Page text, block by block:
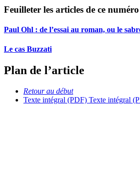
Feuilleter les articles de ce numéro
Paul Ohl : de l’essai au roman, ou le
Le cas Buzzati
Plan de l’article
Retour au début
Texte intégral (PDF) Texte intégral